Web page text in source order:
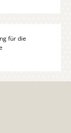
für die